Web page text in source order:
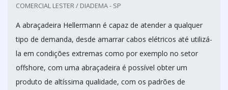
COMERCIAL LESTER / DIADEMA - SP
A abraçadeira Hellermann é capaz de atender a qualquer
tipo de demanda, desde amarrar cabos elétricos até utilizá-
la em condições extremas como por exemplo no setor
offshore, com uma abraçadeira é possível obter um
produto de altíssima qualidade, com os padrões de